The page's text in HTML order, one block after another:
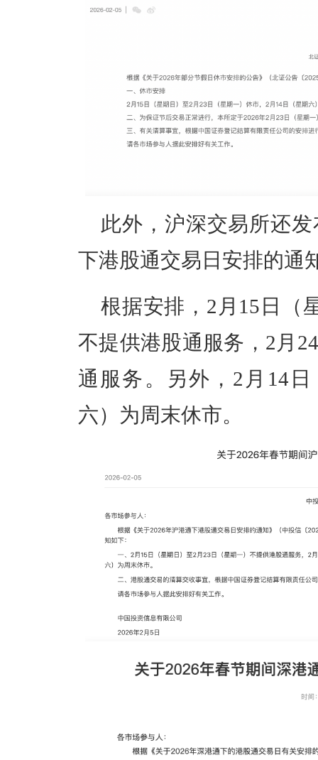
此外，沪深交易所还
下港股通交易日安排的通
根据安排，2月15日（
不提供港股通服务，2月
通服务。另外，2月14
六）为周末休市。